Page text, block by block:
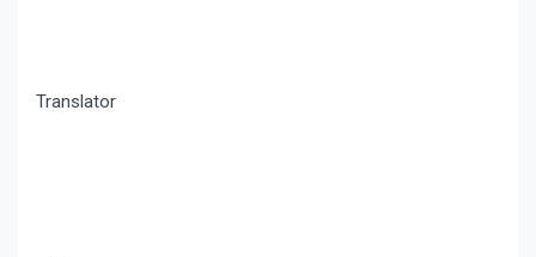
Translator